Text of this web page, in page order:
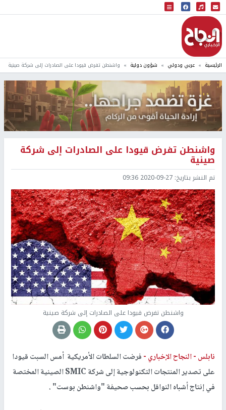
البث المباشر
إذاعة النجاح
الرئيسية عربي ودولي شؤون دولية واشنطن تفرض قيودا على الصادرات إلى شركة صينية
واشنطن تفرض قيودا على الصادرات إلى شركة
صينية
تم النشر بتاريخ: 2020-09-27 09:36
واشنطن تفرض قيودا على الصادرات إلى شركة صينية
نابلس -النجاح الإخباري -فرضت السلطات الأمريكية أمس السبت قيودا
على تصدير المنتجات التكنولوجية إلى شركة SMIC الصينية المختصة
في إنتاج أشباه النواقل بحسب صحيفة "واشنطن بوست" .